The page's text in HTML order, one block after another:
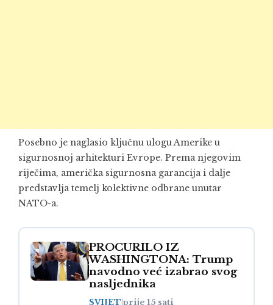
Posebno je naglasio ključnu ulogu Amerike u
sigurnosnoj arhitekturi Evrope. Prema njegovim
riječima, američka sigurnosna garancija i dalje
predstavlja temelj kolektivne odbrane unutar
NATO-a.
PROCURILO IZ
WASHINGTONA: Trump
navodno već izabrao svog
nasljednika
SVIJET prije 15 sati